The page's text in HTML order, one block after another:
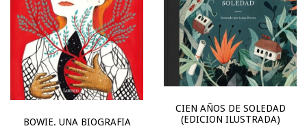
BOWIE. UNA BIOGRAFIA
CIEN AÑOS DE SOLEDAD
(EDICION ILUSTRADA)